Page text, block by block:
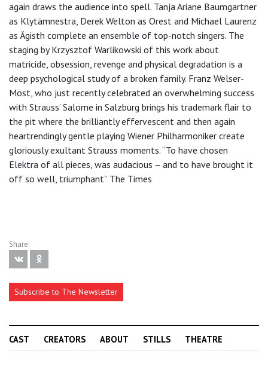
again draws the audience into spell. Tanja Ariane Baumgartner
as Klytämnestra, Derek Welton as Orest and Michael Laurenz
as Ägisth complete an ensemble of top-notch singers. The
staging by Krzysztof Warlikowski of this work about
matricide, obsession, revenge and physical degradation is a
deep psychological study of a broken family. Franz Welser-
Möst, who just recently celebrated an overwhelming success
with Strauss’ Salome in Salzburg brings his trademark flair to
the pit where the brilliantly effervescent and then again
heartrendingly gentle playing Wiener Philharmoniker create
gloriously exultant Strauss moments. “To have chosen
Elektra of all pieces, was audacious – and to have brought it
off so well, triumphant” The Times
Share:
Subscribe to The Newsletter
CAST CREATORS ABOUT STILLS THEATRE